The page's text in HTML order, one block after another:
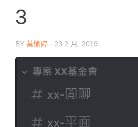
3
BY 黃愉婷 · 23 2 月, 2019